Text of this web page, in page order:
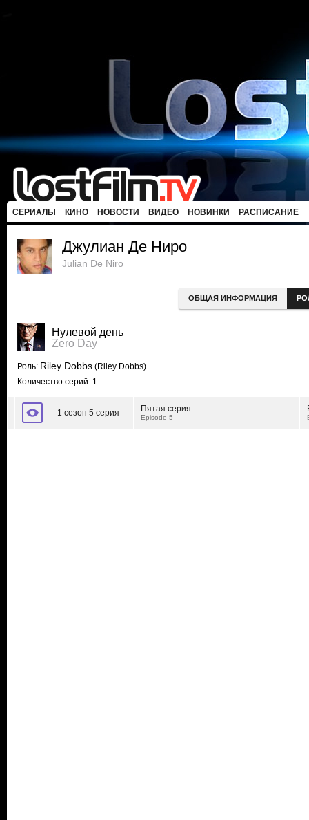
СЕРИАЛЫ КИНО НОВОСТИ ВИДЕО НОВИНКИ РАСПИСАНИЕ
Джулиан Де Ниро
Julian De Niro
ОБЩАЯ ИНФОРМАЦИЯ
Нулевой день
Zero Day
Роль: Riley Dobbs (Riley Dobbs)
Количество серий: 1
1 сезон 5 серия Пятая серия
Episode 5